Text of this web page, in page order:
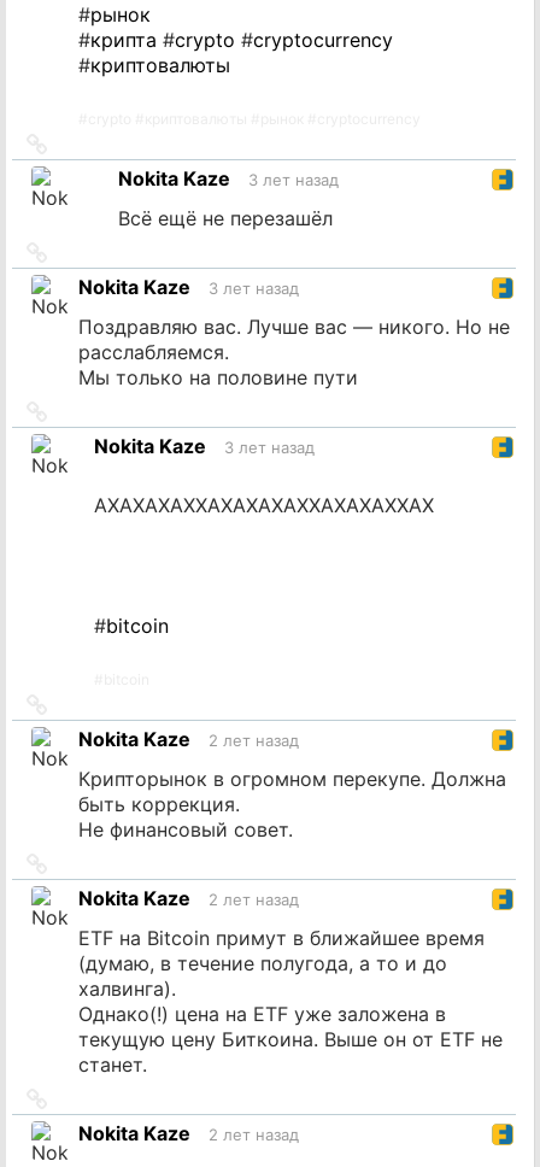
#рынок
#крипта #crypto #cryptocurrency
#криптовалюты
на
источникNokita Kaze 3 лет назад
Всё ещё не перезашёл
на
источник
Nokita Kaze 3 лет назад
Поздравляю вас. Лучше вас — никого. Но не
расслабляемся.
Мы только на половине пути
на
источникNokita Kaze 3 лет назад
АХАХАХАХХАХАХАХАХХАХАХАХХАХ
#bitcoin
на
источник
Nokita Kaze 2 лет назад
Крипторынок в огромном перекупе. Должна
быть коррекция.
Не финансовый совет.
на
источник
Nokita Kaze 2 лет назад
ETF на Bitcoin примут в ближайшее время
(думаю, в течение полугода, а то и до
халвинга).
Однако(!) цена на ETF уже заложена в
текущую цену Биткоина. Выше он от ETF не
станет.
на
источник
Nokita Kaze 2 лет назад